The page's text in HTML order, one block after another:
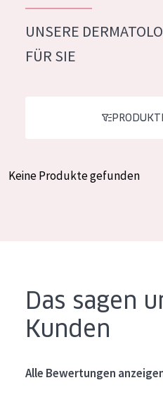
PRODUKTTYP
Feuchtigkeit und
Hautregeneration
PRODUKTTYP
Reinigung
Essentials
French
UNSERE
FÜR SIE
Keine Produkte gefunden
Das sagen
Kunden
Alle Bewertungen